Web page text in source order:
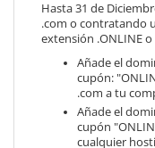
Hasta 31 de
.com o contratando
extensión .ONLINE
Añade el
cupón:
.com a tu
Añade el
cupón
cualquier